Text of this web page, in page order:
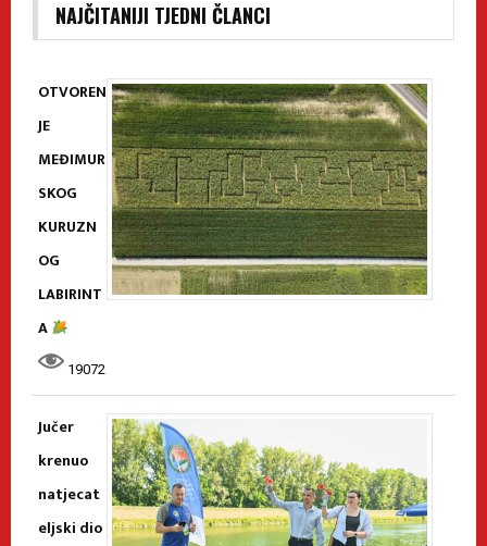
NAJČITANIJI TJEDNI ČLANCI
OTVOREN
JE
MEĐIMUR
SKOG
KURUZN
OG
LABIRINT
A
19072
Jučer
krenuo
natjecat
eljski dio